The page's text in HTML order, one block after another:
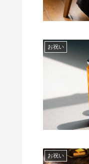
お祝い
お祝い